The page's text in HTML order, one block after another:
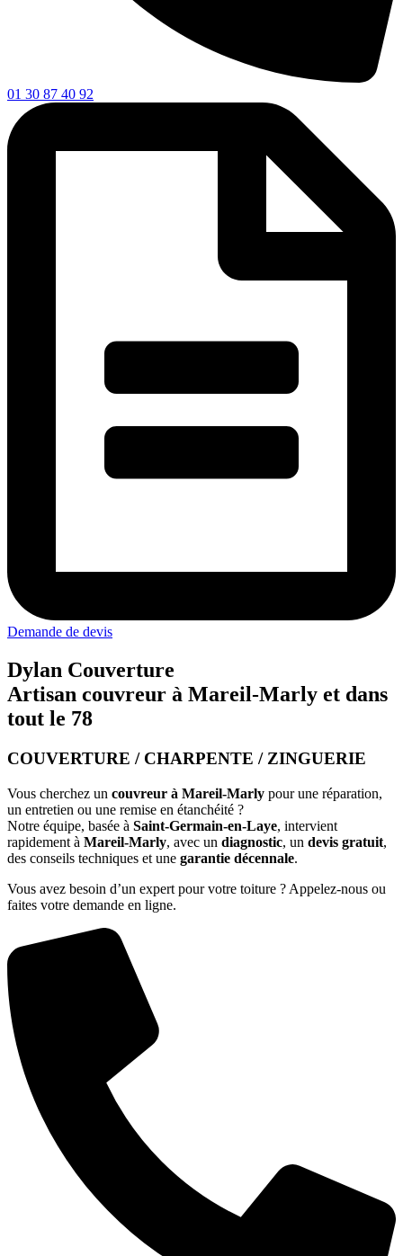
01 30 87 40 92
Demande de devis
Dylan Couverture
Artisan couvreur à Mareil-Marly et dans
tout le 78
COUVERTURE / CHARPENTE / ZINGUERIE
Vous cherchez un couvreur à Mareil-Marly pour une réparation,
un entretien ou une remise en étanchéité ?
Notre équipe, basée à Saint-Germain-en-Laye, intervient
rapidement à Mareil-Marly, avec un diagnostic, un devis gratuit,
des conseils techniques et une garantie décennale.
Vous avez besoin d’un expert pour votre toiture ? Appelez-nous ou
faites votre demande en ligne.